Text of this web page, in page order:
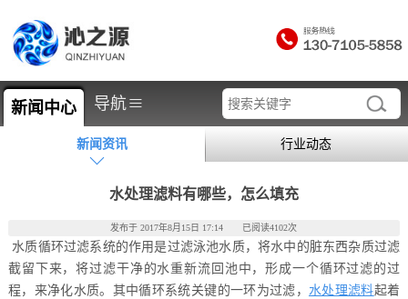
新闻中心 导航≡
新闻资讯 行业动态
水处理滤料有哪些，怎么填充
发布于 2017年8月15日 17:14 已阅读4102次
水质循环过滤系统的作用是过滤泳池水质，将水中的脏东西杂质过滤
截留下来，将过滤干净的水重新流回池中，形成一个循环过滤的过
程，来净化水质。其中循环系统关键的一环为过滤， 水处理滤料起着